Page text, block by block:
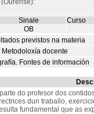
Sinale
Curso
OB
previstos na materia
Metodoloxía docente
Fontes de información
do profesor dos
dun traballo,
fundamental que as